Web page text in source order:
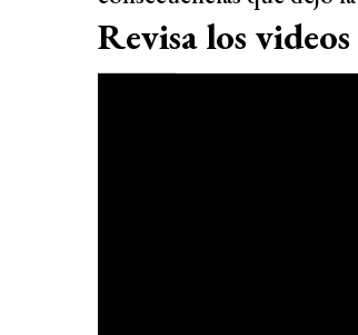
Revisa los